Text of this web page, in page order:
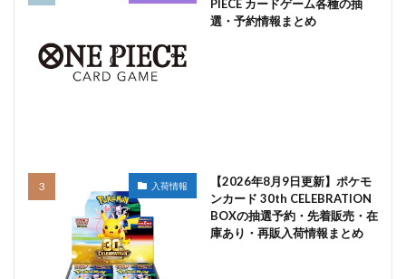
PIECE カードゲーム各種の抽
選・予約情報まとめ
入荷情報
【2026年8月9日更新】ポケモ
ンカード 30th CELEBRATION
BOXの抽選予約・先着販売・在
庫あり・再販入荷情報まとめ